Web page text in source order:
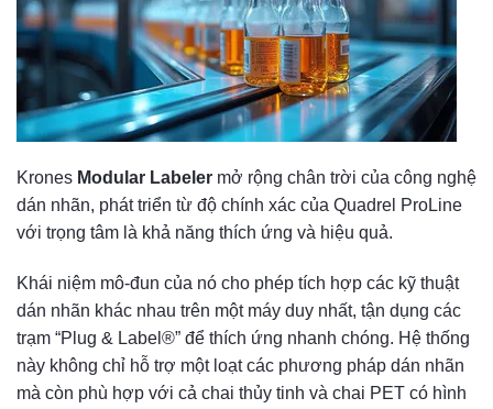
Krones Modular Labeler mở rộng chân trời của công nghệ
dán nhãn, phát triển từ độ chính xác của Quadrel ProLine
với trọng tâm là khả năng thích ứng và hiệu quả.
Khái niệm mô-đun của nó cho phép tích hợp các kỹ thuật
dán nhãn khác nhau trên một máy duy nhất, tận dụng các
trạm “Plug & Label®” để thích ứng nhanh chóng. Hệ thống
này không chỉ hỗ trợ một loạt các phương pháp dán nhãn
mà còn phù hợp với cả chai thủy tinh và chai PET có hình